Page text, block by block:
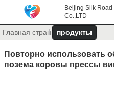
Beijing Silk
Co.,LTD
Главная страницапродукты
Повторно использовать
позема коровы прессы